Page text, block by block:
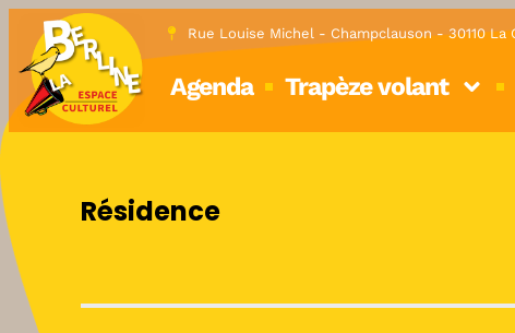
Rue Louise Michel - Champclauson - 30110 La
Agenda Trapèze volant
Résidence